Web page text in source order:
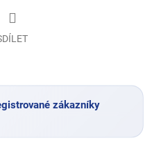
zákazníky